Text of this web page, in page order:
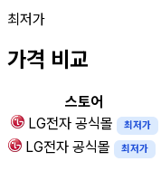
최저가
가격 비교
스토어
LG전자 공식몰 최저가
LG전자 공식몰 최저가